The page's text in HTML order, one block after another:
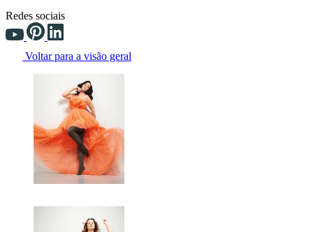
Redes sociais
Voltar para a visão geral